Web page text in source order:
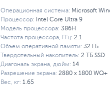
Операционная система: Microsoft
Процессор:
Intel Core Ultra 9
Модель процессора: 386H
Частота процессора, ГГц: 2.1
Объем оперативной памяти: 32 ГБ
Твердотельный накопитель: 2 ТБ SSD
Диагональ экрана, дюйм: 14
Разрешение экрана: 2880 x 1800 WQ+
Вес, кг: 1.65